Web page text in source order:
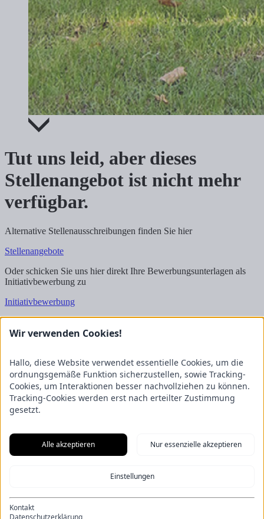
Tut uns leid, aber dieses
Stellenangebot ist nicht mehr
verfügbar.
Alternative Stellenausschreibungen finden Sie hier
Stellenangebote
Oder schicken Sie uns hier direkt Ihre Bewerbungsunterlagen als
Initiativbewerbung zu
Initiativbewerbung
FRICKE Group SE & Co. KG
Zum Kreuzkamp 7
27404 Heeslingen
Unternehmensbereiche
Fricke Holding
PARTSHofmeister & MeinckeTREX.PARTS
ImpressumDatenschutzerklärungKontakt
F.Explore – Programmieren für Nicht-Programmierer
Projekt 2025/2026Wenn alle Rädchen ineinandergreifen – Eine
Eröffnung der besonderen Art
Wir verwenden Cookies!
Hallo, diese Website verwendet essentielle Cookies, um die
ordnungsgemäße Funktion sicherzustellen, sowie Tracking-
Cookies, um Interaktionen besser nachvollziehen zu können.
Tracking-Cookies werden erst nach erteilter Zustimmung
gesetzt.
Alle akzeptieren Nur essenzielle akzeptieren
Einstellungen
Kontakt
Datenschutzerklärung